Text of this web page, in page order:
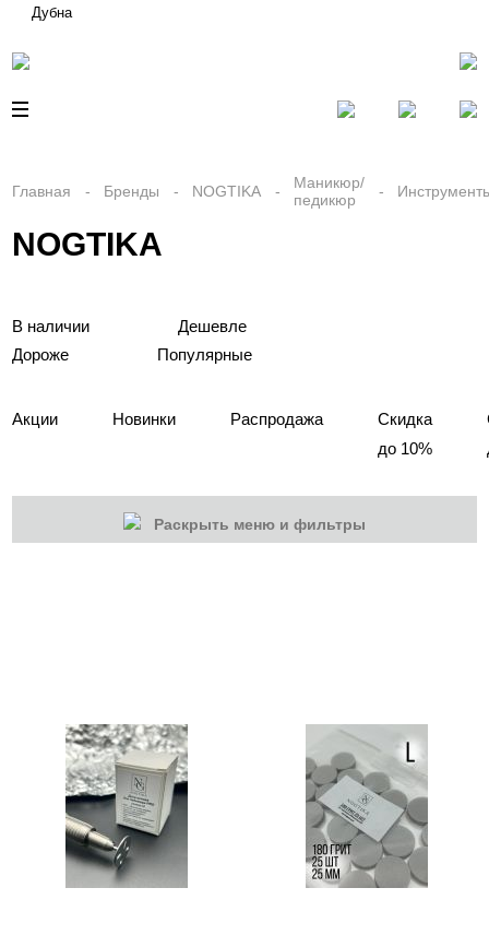
Дубна
Главная Бренды NOGTIKA
Маникюр/
педикюр
NOGTIKA
В наличии
Дешевле
Дороже
Популярные
Акции Новинки Распродажа
Скидка
до 10%
Раскрыть меню и фильтры
Дизайн ногтей
Инструменты
Апельсиновые палочки, брусочки,
пушеры
Лаки для ногтей